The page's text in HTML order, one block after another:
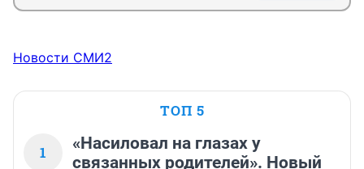
Новости СМИ2
ТОП 5
1
«Насиловал на глазах у
связанных родителей». Новый